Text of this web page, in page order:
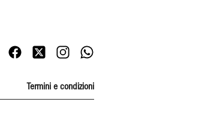
Termini e condizioni